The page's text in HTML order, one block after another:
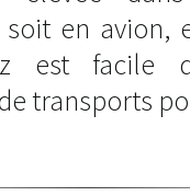
en avion,
est facile
transports